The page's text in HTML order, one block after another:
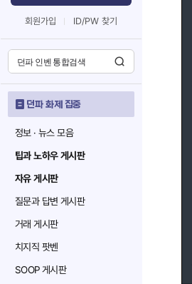
회원가입 ID/PW 찾기
던파 화제 집중
정보 · 뉴스 모음
팁과 노하우 게시판
자유 게시판
질문과 답변 게시판
거래 게시판
치지직 팟벤
SOOP 게시판